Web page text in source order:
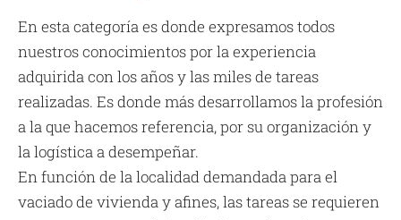
En esta categoría es donde expresamos todos
nuestros conocimientos por la experiencia
adquirida con los años y las miles de tareas
realizadas. Es donde más desarrollamos la profesión
a la que hacemos referencia, por su organización y
la logística a desempeñar.
En función de la localidad demandada para el
vaciado de vivienda y afines, las tareas se requieren